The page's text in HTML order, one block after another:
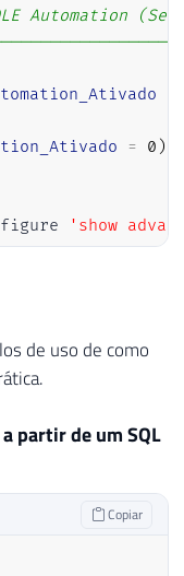
Automation
= 0 )
'show
OVERRIDE
de uso de como
partir de um SQL
Copiar